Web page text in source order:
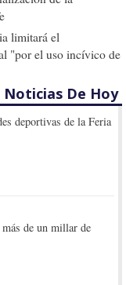
limitará el
"por el uso incívico de
Noticias De Hoy
deportivas de la Feria
de un millar de